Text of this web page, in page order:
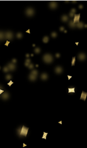
이미지 조작 서비스
AI 훈련 데이터
발렌타인 데이 카드
어린이 생일 초대장